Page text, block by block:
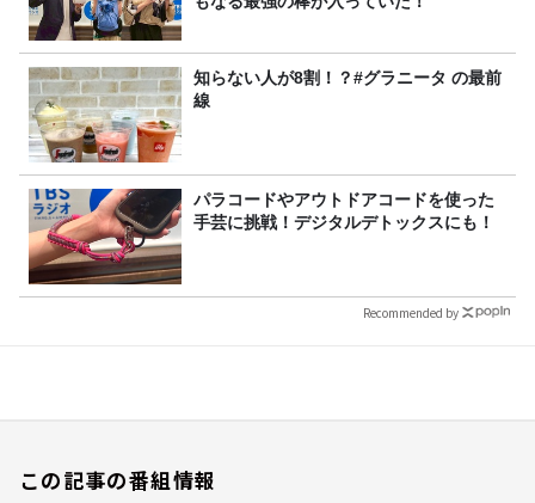
知らない人が8割！？#グラニータ の最前
線
パラコードやアウトドアコードを使った
手芸に挑戦！デジタルデトックスにも！
Recommended by
この記事の番組情報